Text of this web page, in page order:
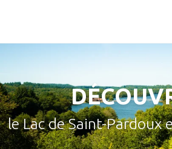
le Lac de Saint-Pardoux